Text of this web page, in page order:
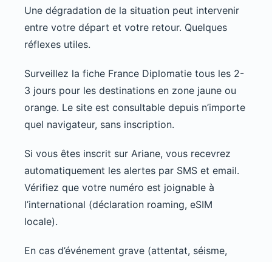
Une dégradation de la situation peut intervenir
entre votre départ et votre retour. Quelques
réflexes utiles.
Surveillez la fiche France Diplomatie tous les 2-
3 jours pour les destinations en zone jaune ou
orange. Le site est consultable depuis n’importe
quel navigateur, sans inscription.
Si vous êtes inscrit sur Ariane, vous recevrez
automatiquement les alertes par SMS et email.
Vérifiez que votre numéro est joignable à
l’international (déclaration roaming, eSIM
locale).
En cas d’événement grave (attentat, séisme,